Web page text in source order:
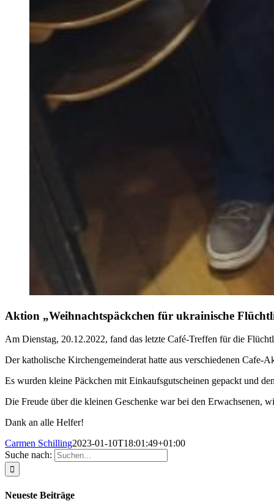
Aktion „Weihnachtspäckchen für ukrainische
Am Dienstag, 20.12.2022, fand das letzte Café-Treffen für die
Der katholische Kirchengemeinderat hatte aus verschiedenen
Es wurden kleine Päckchen mit Einkaufsgutscheinen gepackt und
Die Freude über die kleinen Geschenke war bei den Erwachsenen,
Dank an alle Helfer!
Carmen Schilling2023-01-10T18:01:49+01:00
Suche nach:
Neueste Beiträge